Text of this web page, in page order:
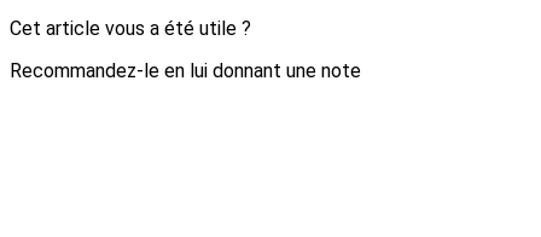
Cet article vous a été utile ?
Recommandez-le en lui donnant une note